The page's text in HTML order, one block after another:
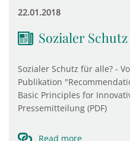
22.01.2018
Sozialer
Sozialer Schutz für alle? -
Publikation
Basic Principles for
Pressemitteilung (PDF)
Read more